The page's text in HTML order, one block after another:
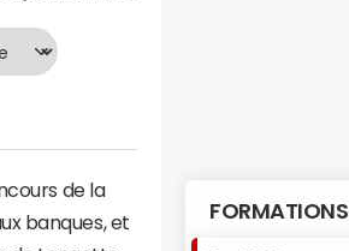
de la
banques, et
FORMATIONS